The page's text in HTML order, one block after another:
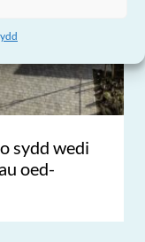
sydd wedi
oed-